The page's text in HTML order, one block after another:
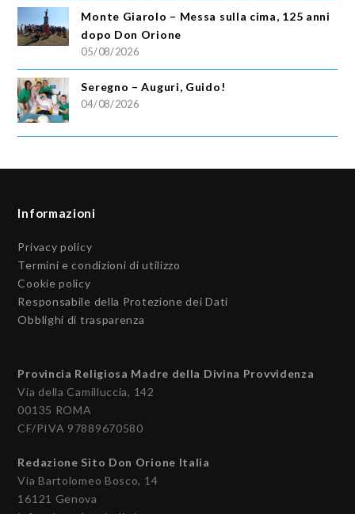
Monte Giarolo – Messa sulla cima, 125 anni
dopo Don Orione
05/08/2026
Seregno – Auguri, Guido!
04/08/2026
Informazioni
Privacy policy
Termini e condizioni di utilizzo
Cookie policy
Responsabile della Protezione dei Dati
Obblighi di trasparenza
Provincia Religiosa Madre della Divina Provvidenza
Via della Camilluccia, 142
00135 ROMA
CF/PIVA 97889670580
Redazione Sito Don Orione Italia
Via Bartolomeo Bosco, 14
16121 Genova